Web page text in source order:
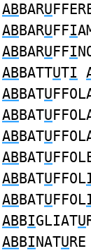
ABBARU
ABBARUFFI
ABBARUFFI
ABBATTUTI
ABBATU
ABBATU
ABBATU
ABBATU
ABBATUFFOL
ABBATUFFOL
ABBIGLIATU
ABBINATURE